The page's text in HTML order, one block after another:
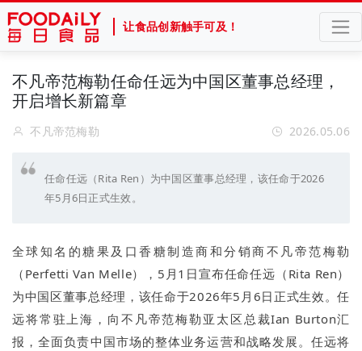
让食品创新触手可及！
不凡帝范梅勒任命任远为中国区董事总经理，
开启增长新篇章
不凡帝范梅勒 2026.05.06
任命任远（Rita Ren）为中国区董事总经理，该任命于2026
年5月6日正式生效。
全球知名的糖果及口香糖制造商和分销商不凡帝范梅勒
（Perfetti Van Melle），5月1日宣布任命任远（Rita Ren）
为中国区董事总经理，该任命于2026年5月6日正式生效。任
远将常驻上海，向不凡帝范梅勒亚太区总裁Ian Burton汇
报，全面负责中国市场的整体业务运营和战略发展。任远将